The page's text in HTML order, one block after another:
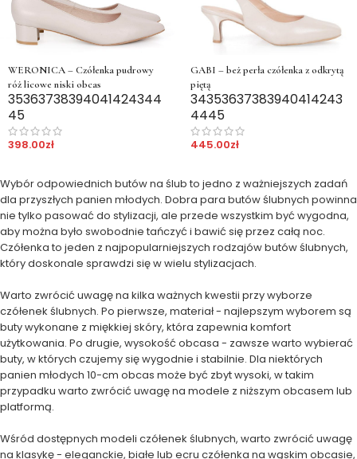
WERONICA – Czółenka pudrowy
róż licowe niski obcas
35363738394041424344
45
398.00zł
GABI – beż perła czółenka z odkrytą
piętą
34353637383940414243
4445
445.00zł
Wybór odpowiednich butów na ślub to jedno z ważniejszych zadań
dla przyszłych panien młodych. Dobra para butów ślubnych powinna
nie tylko pasować do stylizacji, ale przede wszystkim być wygodna,
aby można było swobodnie tańczyć i bawić się przez całą noc.
Czółenka to jeden z najpopularniejszych rodzajów butów ślubnych,
który doskonale sprawdzi się w wielu stylizacjach.
Warto zwrócić uwagę na kilka ważnych kwestii przy wyborze
czółenek ślubnych. Po pierwsze, materiał - najlepszym wyborem są
buty wykonane z miękkiej skóry, która zapewnia komfort
użytkowania. Po drugie, wysokość obcasa - zawsze warto wybierać
buty, w których czujemy się wygodnie i stabilnie. Dla niektórych
panien młodych 10-cm obcas może być zbyt wysoki, w takim
przypadku warto zwrócić uwagę na modele z niższym obcasem lub
platformą.
Wśród dostępnych modeli czółenek ślubnych, warto zwrócić uwagę
na klasykę - eleganckie, białe lub ecru czółenka na wąskim obcasie,